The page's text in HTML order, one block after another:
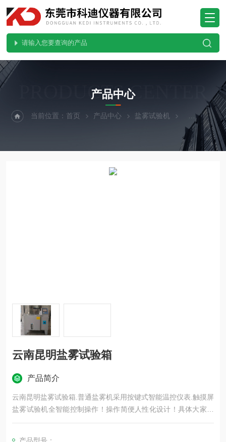
PRODUCTS CENTER
产品中心
当前位置：首页 产品中心 盐雾试验机 触摸屏盐雾
云南昆明盐雾试验箱
产品简介
云南昆明盐雾试验箱.普通盐雾机采用按键式智能温控仪表.触摸屏
盐雾​试验机全智能控制操作！操作简便人性化设计！具体大家可
以找厂家详细了解，减少中间环节，节约成本，支持非标定制。